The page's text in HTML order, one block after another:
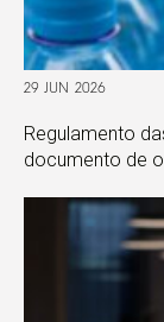
29 JUN 2026
Regulamento
documento de